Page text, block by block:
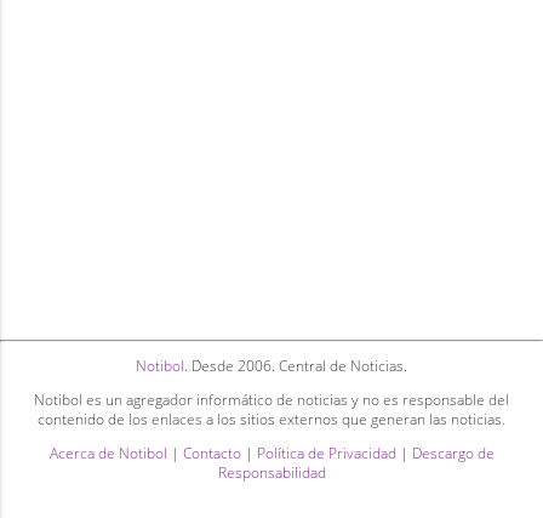
Notibol. Desde 2006. Central de Noticias.
Notibol es un agregador informático de noticias y no es responsable del
contenido de los enlaces a los sitios externos que generan las noticias.
Acerca de Notibol | Contacto| Política de Privacidad | Descargo de
Responsabilidad